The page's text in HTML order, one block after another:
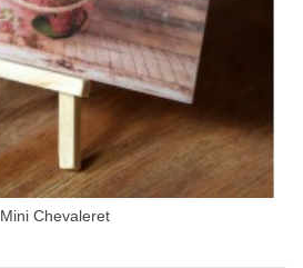
Mini Chevaleret